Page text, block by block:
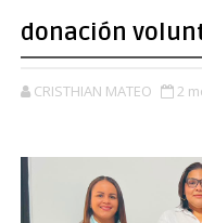
donación
CRISTHIAN MATEO 2